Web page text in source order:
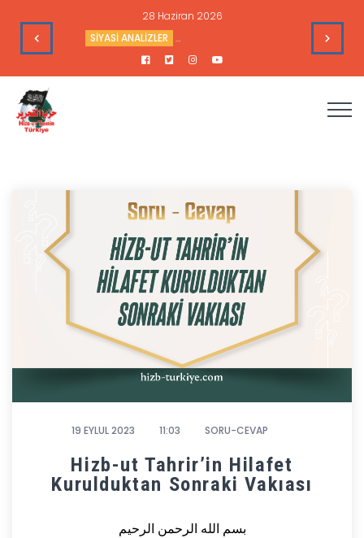
16 Haziran 2026
HAFTALIK GÜNDEM DEĞERLENDİRME Haftalık
19 EYLUL 2023 11:03 SORU-CEVAP
Hizb-ut Tahrir’in Hilafet
Kurulduktan Sonraki Vakıası
بسم الله الرحمن الرحيم